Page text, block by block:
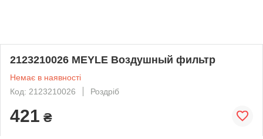
2123210026 MEYLE Воздушный фильтр
Немає в наявності
Код: 2123210026
Роздріб
421 ₴